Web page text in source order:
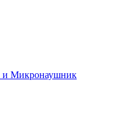
и Микронаушник